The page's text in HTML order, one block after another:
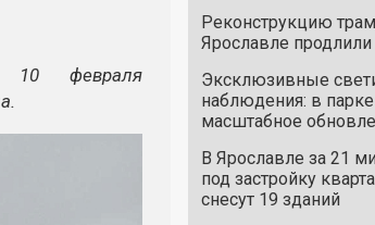
10 февраля
Реконструкцию
Ярославле продлили
Эксклюзивные
наблюдения: в
масштабное
В Ярославле за 21
под застройку
снесут 19 зданий